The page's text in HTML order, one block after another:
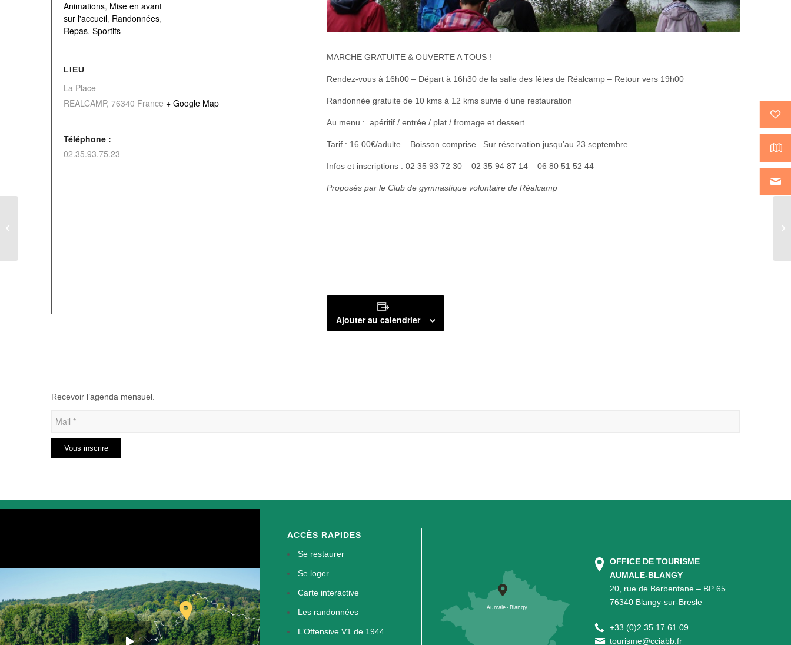
MARCHE GRATUITE & OUVERTE A TOUS !
Rendez-vous à 16h00 – Départ à 16h30 de la salle des fêtes de Réalcamp – Retour vers 19h00
Randonnée gratuite de 10 kms à 12 kms suivie d’une restauration
Au menu : apéritif / entrée / plat / fromage et dessert
Tarif : 16.00€/adulte – Boisson comprise– Sur réservation jusqu’au 23 septembre
Infos et inscriptions : 02 35 93 72 30 – 02 35 94 87 14 – 06 80 51 52 44
Proposés par le Club de gymnastique volontaire de Réalcamp
Ajouter au calendrier
Animations, Mise en avant
sur l'accueil, Randonnées,
Repas, Sportifs
LIEU
La Place
REALCAMP, 76340 France + Google Map
Téléphone :
02.35.93.75.23
Recevoir l’agenda mensuel.
ACCÈS RAPIDES
Se restaurer
Se loger
Carte interactive
Les randonnées
L’Offensive V1 de 1944
OFFICE DE TOURISME
AUMALE-BLANGY
20, rue de Barbentane – BP 65
76340 Blangy-sur-Bresle
+33 (0)2 35 17 61 09
tourisme@cciabb.fr